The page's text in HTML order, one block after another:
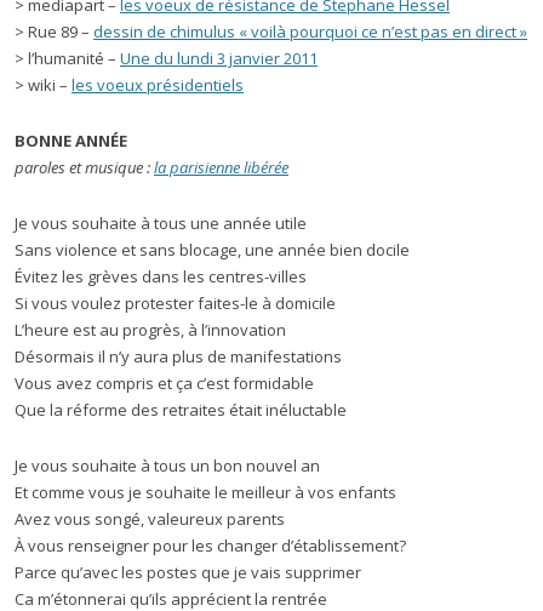
> mediapart – les voeux de résistance de Stephane Hessel
> Rue 89 – dessin de chimulus « voilà pourquoi ce n’est pas en direct »
> l’humanité – Une du lundi 3 janvier 2011
> wiki – les voeux présidentiels
BONNE ANNÉE
paroles et musique :la parisienne libérée
Je vous souhaite à tous une année utile
Sans violence et sans blocage, une année bien docile
Évitez les grèves dans les centres-villes
Si vous voulez protester faites-le à domicile
L’heure est au progrès, à l’innovation
Désormais il n’y aura plus de manifestations
Vous avez compris et ça c’est formidable
Que la réforme des retraites était inéluctable
Je vous souhaite à tous un bon nouvel an
Et comme vous je souhaite le meilleur à vos enfants
Avez vous songé, valeureux parents
À vous renseigner pour les changer d’établissement?
Parce qu’avec les postes que je vais supprimer
Ca m’étonnerai qu’ils apprécient la rentrée